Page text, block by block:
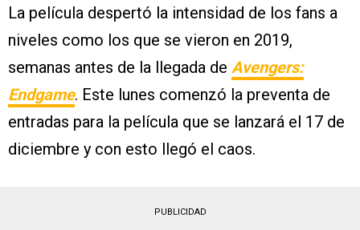
La película despertó la intensidad de los fans a
niveles como los que se vieron en 2019,
semanas antes de la llegada de Avengers:
Endgame. Este lunes comenzó la preventa de
entradas para la película que se lanzará el 17 de
diciembre y con esto llegó el caos.
PUBLICIDAD